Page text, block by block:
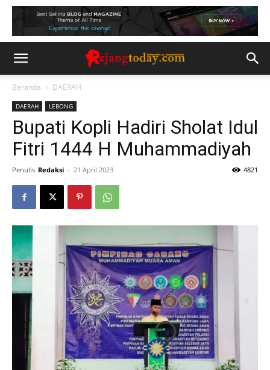
Beranda DAERAH
DAERAH LEBONG
Bupati Kopli Hadiri Sholat Idul
Fitri 1444 H Muhammadiyah
Penulis Redaksi - 21 April 2023 4821